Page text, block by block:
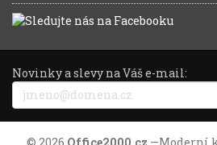
Novinky a slevy na Váš e-mail:
© 2026 Office2000.cz —Moderní